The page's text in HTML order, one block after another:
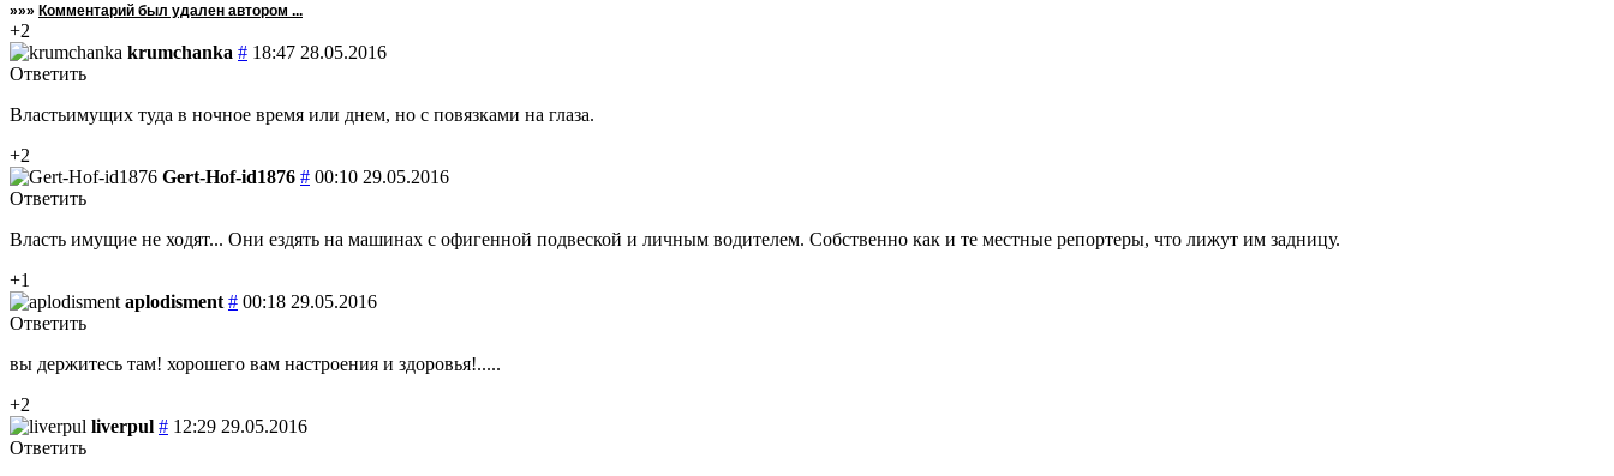
»»» Комментарий был удален автором ...
+2
krumchanka # 18:47 28.05.2016
Ответить
Властьимущих туда в ночное время или днем, но с повязками на глаза.
+2
Gert-Hof-id1876 # 00:10 29.05.2016
Ответить
Власть имущие не ходят... Они ездять на машинах с офигенной подвеской и личным водителем. Собственно как и те местные репортеры, что лижут им задницу.
+1
aplodisment # 00:18 29.05.2016
Ответить
вы держитесь там! хорошего вам настроения и здоровья!.....
+2
liverpul # 12:29 29.05.2016
Ответить